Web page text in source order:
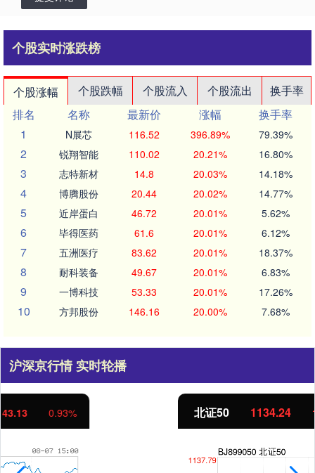
个股实时涨跌榜
个股涨幅 个股跌幅 个股流入 个股流出
换手率
排名
名称 最新价 涨幅
换手率
1
N展芯 116.52 396.89% 79.39%
2 锐翔智能 110.02 20.21% 16.80%
3 志特新材 14.8 20.03% 14.18%
4 博腾股份 20.44 20.02% 14.77%
5 近岸蛋白 46.72 20.01% 5.62%
6 毕得医药 61.6 20.01% 6.12%
7 五洲医疗 83.62 20.01% 18.37%
8 耐科装备 49.67 20.01% 6.83%
9 一博科技 53.33 20.01% 17.26%
10 方邦股份 146.16 20.00% 7.68%
沪深京行情 实时轮播
北证50 11.37 1.01%